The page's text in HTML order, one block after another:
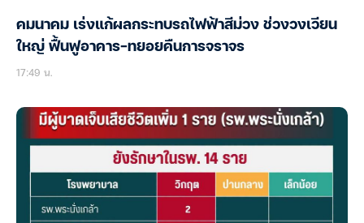
คมนาคม เร่งแก้ผลกระทบรถไฟฟ้าสีม่วง ช่วงวงเวียน
ใหญ่ ฟื้นฟูอาคาร-ทยอยคืนการจราจร
17:49 น.